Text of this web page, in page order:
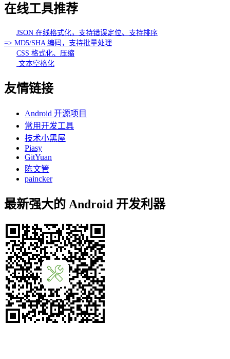
在线工具推荐
JSON 在线格式化，支持错误定位、支持排序
=> MD5/SHA 编码，支持批量处理
CSS 格式化、压缩
文本空格化
友情链接
Android 开源项目
常用开发工具
技术小黑屋
Piasy
GitYuan
陈文管
paincker
最新强大的 Android 开发利器